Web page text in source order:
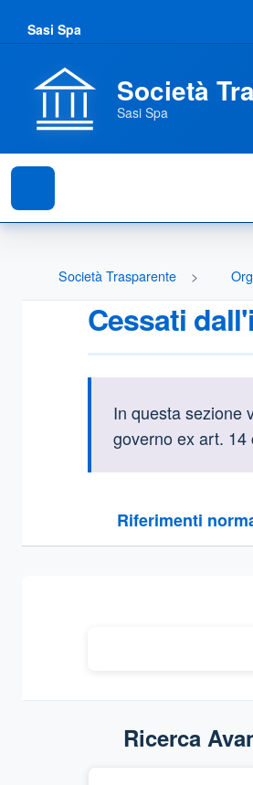
Sasi Spa
Società
Sasi Spa
Società Trasparente
Cessati
In questa sezione
governo ex art. 14
Riferimenti
Sezione compressa
Ricerca